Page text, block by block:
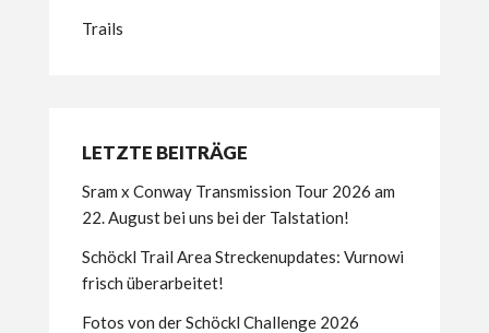
Trails
LETZTE BEITRÄGE
Sram x Conway Transmission Tour 2026 am
22. August bei uns bei der Talstation!
Schöckl Trail Area Streckenupdates: Vurnowi
frisch überarbeitet!
Fotos von der Schöckl Challenge 2026